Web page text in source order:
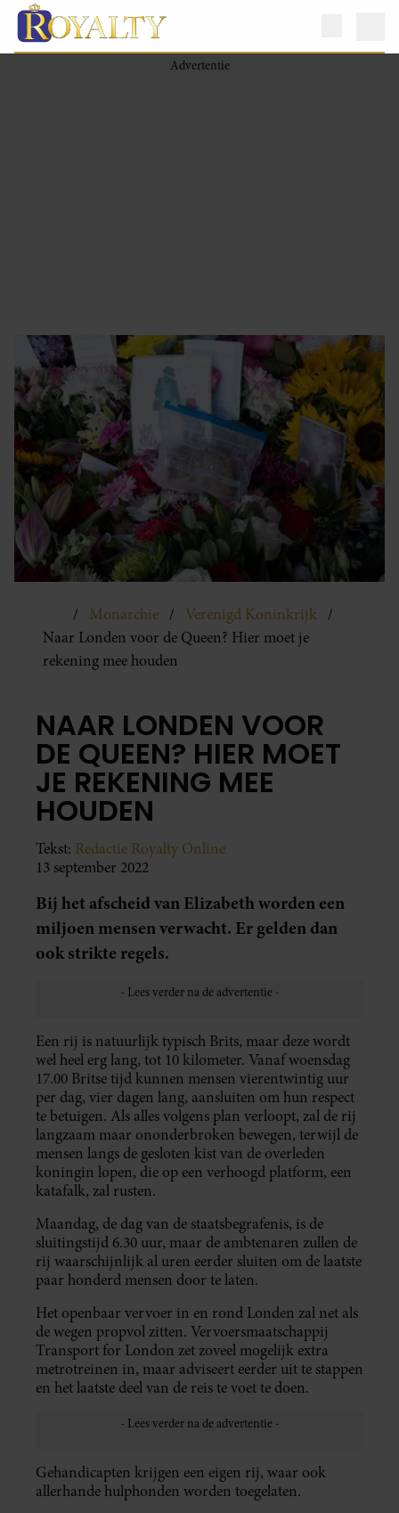
Monarchie
Verenigd Koninkrijk
Naar Londen voor de Queen? Hier moet je
rekening mee houden
NAAR LONDEN VOOR
DE QUEEN? HIER MOET
JE REKENING MEE
HOUDEN
Tekst: Redactie Royalty Online
13 september 2022
Bij het afscheid van Elizabeth worden een
miljoen mensen verwacht. Er gelden dan
ook strikte regels.
Een rij is natuurlijk typisch Brits, maar deze wordt
wel heel erg lang, tot 10 kilometer. Vanaf woensdag
17.00 Britse tijd kunnen mensen vierentwintig uur
per dag, vier dagen lang, aansluiten om hun respect
te betuigen. Als alles volgens plan verloopt, zal de rij
langzaam maar ononderbroken bewegen, terwijl de
mensen langs de gesloten kist van de overleden
koningin lopen, die op een verhoogd platform, een
katafalk, zal rusten.
Maandag, de dag van de staatsbegrafenis, is de
sluitingstijd 6.30 uur, maar de ambtenaren zullen de
rij waarschijnlijk al uren eerder sluiten om de laatste
paar honderd mensen door te laten.
Het openbaar vervoer in en rond Londen zal net als
de wegen propvol zitten. Vervoersmaatschappij
Transport for London zet zoveel mogelijk extra
metrotreinen in, maar adviseert eerder uit te stappen
en het laatste deel van de reis te voet te doen.
Gehandicapten krijgen een eigen rij, waar ook
allerhande hulphonden worden toegelaten.